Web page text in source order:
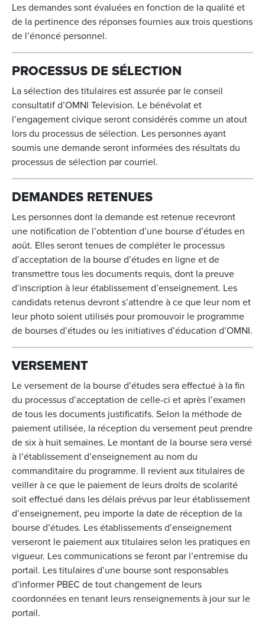
Les demandes sont évaluées en fonction de la qualité et
de la pertinence des réponses fournies aux trois questions
de l’énoncé personnel.
PROCESSUS DE SÉLECTION
La sélection des titulaires est assurée par le conseil
consultatif d’OMNI Television. Le bénévolat et
l’engagement civique seront considérés comme un atout
lors du processus de sélection. Les personnes ayant
soumis une demande seront informées des résultats du
processus de sélection par courriel.
DEMANDES RETENUES
Les personnes dont la demande est retenue recevront
une notification de l’obtention d’une bourse d’études en
août. Elles seront tenues de compléter le processus
d’acceptation de la bourse d’études en ligne et de
transmettre tous les documents requis, dont la preuve
d’inscription à leur établissement d’enseignement. Les
candidats retenus devront s’attendre à ce que leur nom et
leur photo soient utilisés pour promouvoir le programme
de bourses d’études ou les initiatives d’éducation d’OMNI.
VERSEMENT
Le versement de la bourse d’études sera effectué à la fin
du processus d’acceptation de celle-ci et après l’examen
de tous les documents justificatifs. Selon la méthode de
paiement utilisée, la réception du versement peut prendre
de six à huit semaines. Le montant de la bourse sera versé
à l’établissement d’enseignement au nom du
commanditaire du programme. Il revient aux titulaires de
veiller à ce que le paiement de leurs droits de scolarité
soit effectué dans les délais prévus par leur établissement
d’enseignement, peu importe la date de réception de la
bourse d’études. Les établissements d’enseignement
verseront le paiement aux titulaires selon les pratiques en
vigueur. Les communications se feront par l’entremise du
portail. Les titulaires d’une bourse sont responsables
d’informer PBEC de tout changement de leurs
coordonnées en tenant leurs renseignements à jour sur le
portail.